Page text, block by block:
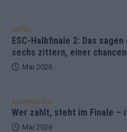
EXTRA
ESC-Halbfinale 2: Das
sechs zittern, einer
Mai 2026
KOMMENTAR
Wer zahlt, steht im Finale –
Mai 2026